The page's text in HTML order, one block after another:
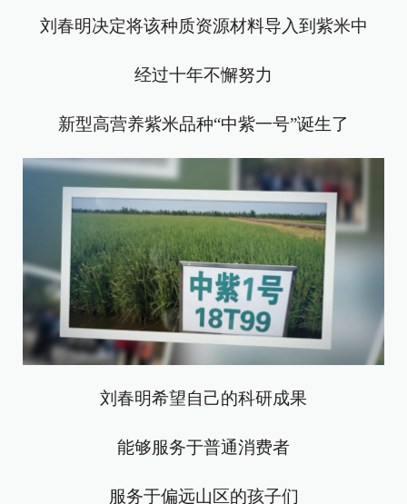
刘春明决定将该种质资源材料导入到紫米中
经过十年不懈努力
新型高营养紫米品种“中紫一号”诞生了
刘春明希望自己的科研成果
能够服务于普通消费者
服务于偏远山区的孩子们